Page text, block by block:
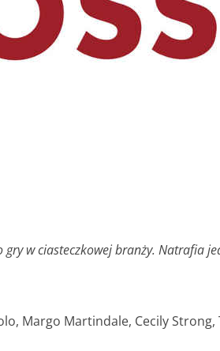
w ciasteczkowej branży. Natrafia
Margo Martindale, Cecily